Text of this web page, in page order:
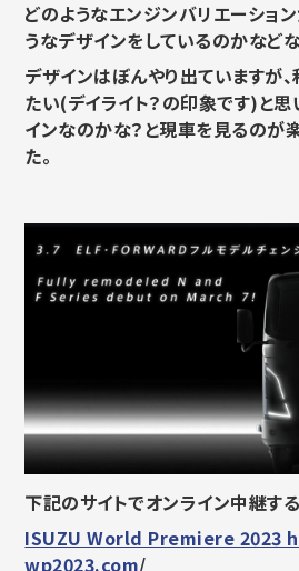
どのようなエンジンバリエーショ
うなデザインをしているのかなど
デザインはぼんやり出ていますが
たい(デイライト？の印象です)と思
インなのかな？と現車を見るのが
た。
下記のサイトでオンライン中継する
ISUZU World Premiere 2023
wp2023.com/